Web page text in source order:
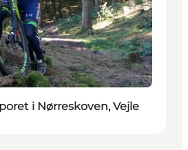
i Nørreskoven, Vejle